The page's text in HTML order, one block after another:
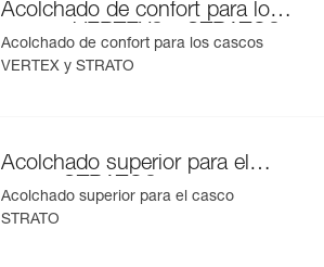
Acolchado de confort para los
cascos VERTEX
y STRATO
Acolchado de confort para los cascos
VERTEX y STRATO
Acolchado superior para el
casco STRATO
Acolchado superior para el casco
STRATO